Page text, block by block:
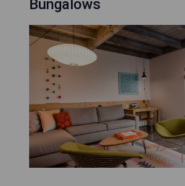
Bungalows